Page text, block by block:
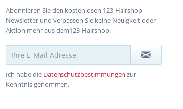
Abonnieren Sie den kostenlosen 123-Hairshop
Newsletter und verpassen Sie keine Neuigkeit oder
Aktion mehr aus dem123-Hairshop.
Ich habe die Datenschutzbestimmungen zur
Kenntnis genommen.